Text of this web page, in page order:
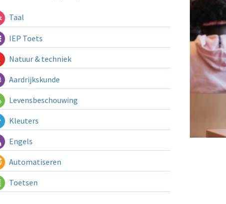
Taal
IEP Toets
Natuur & techniek
Aardrijkskunde
Levensbeschouwing
Kleuters
Engels
Automatiseren
Toetsen